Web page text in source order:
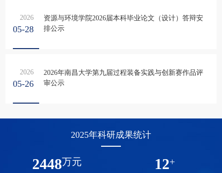
2026
05-28
资源与环境学院2026届本科毕业论文（设计）答辩安
排公示
2026
05-26
2026年南昌大学第九届过程装备实践与创新赛作品评
审公示
2025年科研成果统计
2448万元 12+